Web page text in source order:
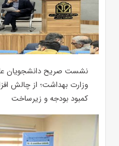
نشست صریح دانشجویان
وزارت بهداشت؛ از چالش
کمبود بودجه و زیرساخت